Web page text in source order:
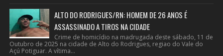
ALTO DO RODRIGUES/RN: HOMEM DE 26 ANOS É
ASSASSINADO A TIROS NA CIDADE
Crime de homicídio na madrugada deste sábado, 11 de
Outubro de 2025 na cidade de Alto do Rodrigues, regiao do Vale do
Açú Potiguar. A vítima...